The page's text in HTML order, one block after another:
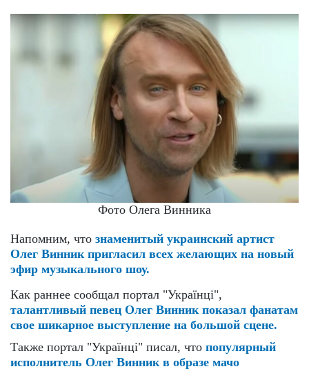
Фото Олега Винника
Напомним, что знаменитый украинский артист
Олег Винник пригласил всех желающих на новый
эфир музыкального шоу.
Как раннее сообщал портал "Українці",
талантливый певец Олег Винник показал фанатам
свое шикарное выступление на большой сцене.
Также портал "Українці" писал, что популярный
исполнитель Олег Винник в образе мачо